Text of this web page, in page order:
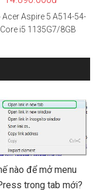
Acer Aspire 5 A514-54-
i5 1135G7/8GB
nào để mở menu
trong tab mới?